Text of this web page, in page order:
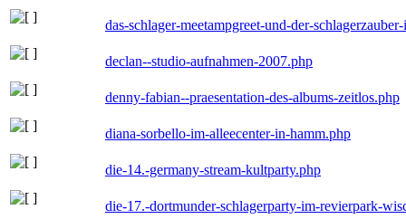
das-schlager-meetampgreet-und-der-
declan--studio-aufnahmen-2007.php
denny-fabian--praesentation-des-albums-zeitlos.php
diana-sorbello-im-alleecenter-in-hamm.php
die-14.-germany-stream-kultparty.php
die-17.-dortmunder-schlagerparty-im-revierpark-